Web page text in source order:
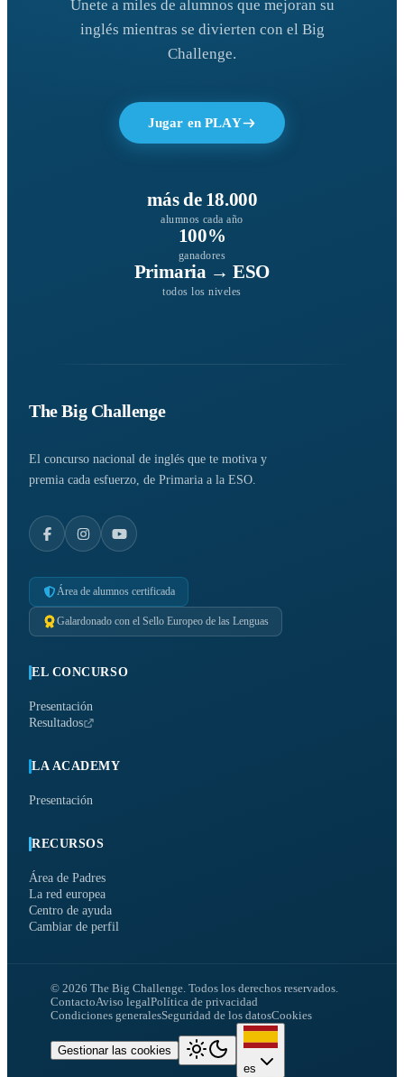
Únete a miles de alumnos que mejoran su
inglés mientras se divierten con el Big
Challenge.
Jugar en PLAY
más de 18.000
alumnos cada año
100%
ganadores
Primaria → ESO
todos los niveles
The Big Challenge
El concurso nacional de inglés que te motiva y
premia cada esfuerzo, de Primaria a la ESO.
Área de alumnos certificada
Galardonado con el Sello Europeo de las Lenguas
EL CONCURSO
Presentación
Resultados
LA ACADEMY
Presentación
RECURSOS
Área de Padres
La red europea
Centro de ayuda
Cambiar de perfil
© 2026 The Big Challenge. Todos los derechos reservados.
ContactoAviso legalPolítica de privacidad
Condiciones generalesSeguridad de los datosCookies
Gestionar las cookies
es